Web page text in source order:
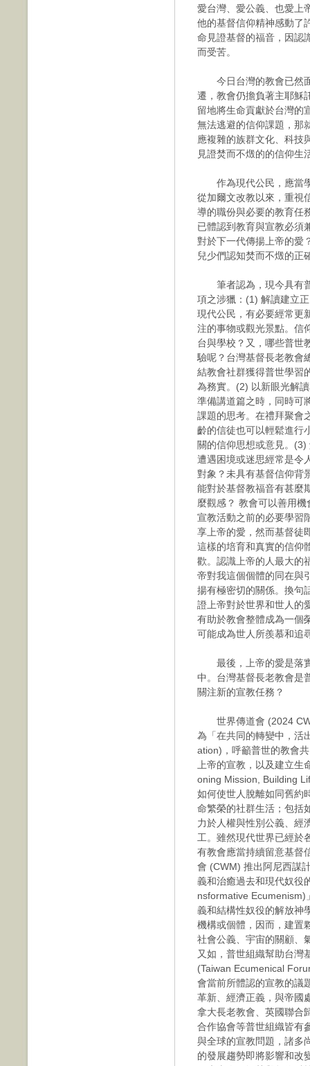
愛台灣、愛公義、也愛上
他的基督信仰精神感動了
命見證基督的福音，因認
而受苦。
今日台灣的教會已然面
遷，教會仍擔負著主耶穌
留地將生命貢獻於台灣的
無法逃避的信仰課題，那
應複雜的族群文化、科技
見證焚而不燬的的信仰生
作為現代公民，應當學
從加爾文改教以來，重視
導的職份與必要的教育任
已體認到教育與宣教必須
對於下一代傳揚上帝的愛
兒少們認知焚而不燬的正
筆者認為，現今具有普
項之涉獵：(1) 解讀建立
現代公民，有必要經常更
注的事物或觀光景點。信
台與學校？又，哪些普世
驗呢？台灣基督長老教會
結教會社群獲得普世學習
為務實。(2) 以新眼光解
準備講道篇之時，同時可
課題的思考。在禮拜聚會
齡的信徒也可以輕鬆進行
關的信仰思想或意見。
遭遇困境或迷思經常是令
對象？未具有基督信仰背
能對於基督教福音有甚麼
麼觀感？ 教會可以善用
宣教活動之前的必要學習
享上帝的愛，然而基督徒
這樣的培育和真實的信仰
歡。認識上帝的人最大的
帝對我這個個體的同在與
揚有極密切的關係。換句
證上帝對於世界和世人的
有助於教會整體成為一個
可能成為世人所羨慕和追
最後，上帝的愛是落實
中。台灣基督長老教會是
關注新的宣教任務？
世界傳道會 (2024
為「在共同的轉變中，活
ation)，呼籲普世的教會
上帝的宣教，以及建立
oning Mission, Building
如何使世人脫離如同舊約
命繁榮的社群生活；包括
力於人權與性別公義、經
工。雖然現代世界已經於
有教會應當持續留意基督
會 (CWM) 推出阿尼西謀
義和治癒過去和現代奴役
nsformative Ecumenism)
義和結構性奴役的解放神
機構或個體，因而，建置
社會公義、宇宙的關顧、
又如，普世組織幫助台灣
(Taiwan Ecumenical
會當前所體認的宣教的議
革新、經濟正義，與帝國
拿大長老教會、英國聯合
合作協會等普世組織皆有
與全球的宣教問題，諸多
的發展趨勢即將影響和改